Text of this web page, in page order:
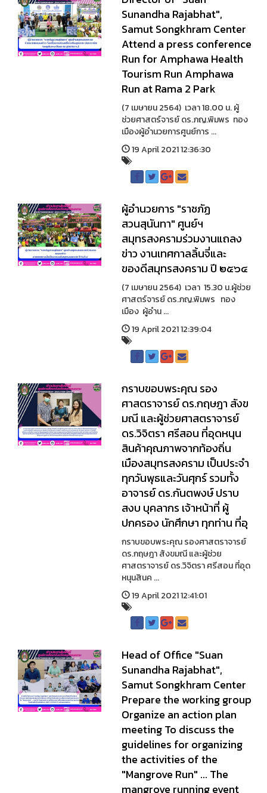
Sunandha Rajabhat",
Samut Songkhram Center
Attend a press conference
Run for Amphawa Health
Tourism Run Amphawa
Run at Rama 2 Park
(7 เมษายน 2564) เวลา 18.00 น. ผู้
ช่วยศาสตร์จารย์ ดร.ภญ.พิมพร ทอง
เมืองผู้อำนวยการศูนย์การ ...
19 April 2021 12:36:30
ผู้อำนวยการ "ราชภัฏ
สวนสุนันทา" ศูนย์ฯ
สมุทรสงครามร่วมงานแถลง
ข่าว งานเทศกาลลิ้นจี่และ
ของดีสมุทรสงคราม ปี ๒๕๖๔
(7 เมษายน 2564) เวลา 15.30 น.ผู้ช่วย
ศาสตร์จารย์ ดร.ภญ.พิมพร ทอง
เมือง ผู้อำน ...
19 April 2021 12:39:04
กราบขอบพระคุณ รอง
ศาสตราจารย์ ดร.กฤษฎา สังข
มณี และผู้ช่วยศาสตราจารย์
ดร.วิจิตรา ศรีสอน ที่อุดหนุน
สินค้าคุณภาพจากท้องถิ่น
เมืองสมุทรสงคราม เป็นประจำ
ทุกวันพุธและวันศุกร์ รวมทั้ง
อาจารย์ ดร.กันตพงษ์ ปราบ
สงบ บุคลากร เจ้าหน้าที่ ผู้
ปกครอง นักศึกษา ทุกท่าน ที่อุ
กราบขอบพระคุณ รองศาสตราจารย์
ดร.กฤษฎา สังขมณี และผู้ช่วย
ศาสตราจารย์ ดร.วิจิตรา ศรีสอน ที่อุด
หนุนสินค ...
19 April 2021 12:41:01
Head of Office "Suan
Sunandha Rajabhat",
Samut Songkhram Center
Prepare the working group
Organize an action plan
meeting To discuss the
guidelines for organizing
the activities of the
"Mangrove Run" ... The
mangrove running event